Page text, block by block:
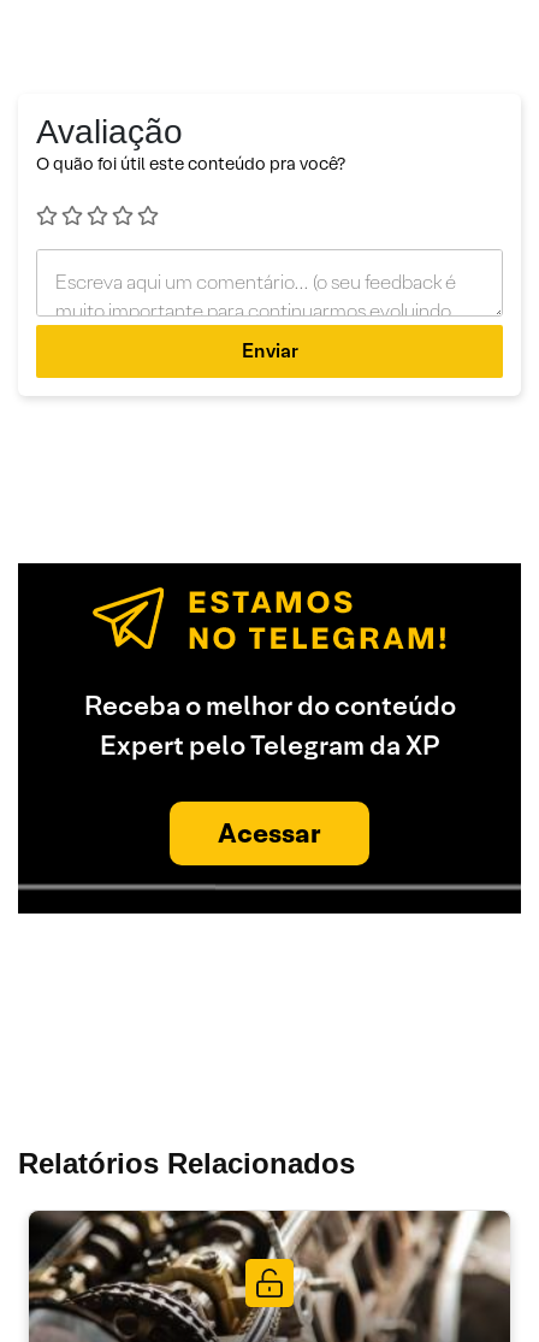
Avaliação
O quão foi útil este conteúdo pra você?
Enviar
Receba o melhor do conteúdo
Expert pelo Telegram da XP
Acessar
Relatórios Relacionados